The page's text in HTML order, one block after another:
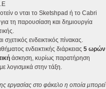
o νται το Sketshpad ή το Cabri
για τη παρουσίαση και δημιουργία
σχετικός ενδεικτικός πίνακας.
ενδεικτικής διάρκειας5 ωρών
άσκηση, κυρίως παρατήρηση
λογισμικά στην τάξη.
εργασίας στο φάκελο η οποία μπορεί